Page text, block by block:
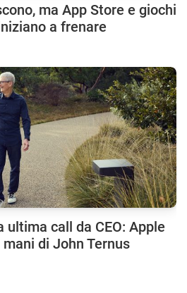
ma App Store e giochi
a frenare
ultima call da CEO: Apple
di John Ternus